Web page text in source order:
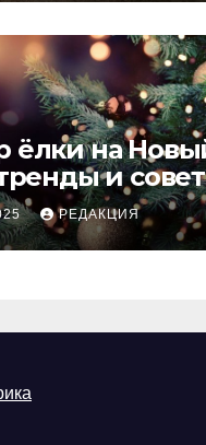
ёлки на
и
РЕДАКЦИЯ